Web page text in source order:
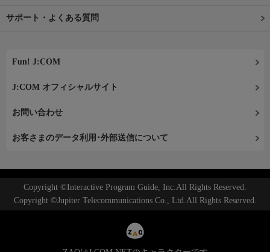
サポート・よくある質問
Fun! J:COM
J:COM オフィシャルサイト
お問い合わせ
お客さまのデータ利用･外部送信について
Copyright ©Interactive Program Guide, Inc.All Rights Reserved.
Copyright ©Jupiter Telecommunications Co., Ltd.All Rights Reserved.